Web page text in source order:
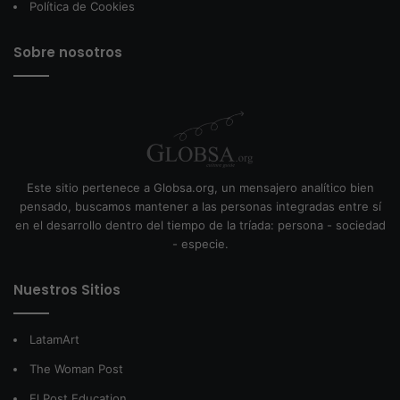
Política de Cookies
Sobre nosotros
Este sitio pertenece a Globsa.org, un mensajero analítico bien
pensado, buscamos mantener a las personas integradas entre sí
en el desarrollo dentro del tiempo de la tríada: persona - sociedad
- especie.
Nuestros Sitios
LatamArt
The Woman Post